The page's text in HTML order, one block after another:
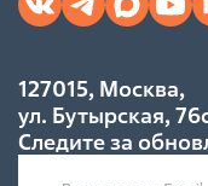
127015, Москва,
ул. Бутырская,
Следите за